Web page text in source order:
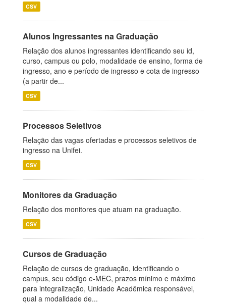
CSV
Alunos Ingressantes na Graduação
Relação dos alunos ingressantes identificando seu id,
curso, campus ou polo, modalidade de ensino, forma de
ingresso, ano e período de ingresso e cota de ingresso
(a partir de...
CSV
Processos Seletivos
Relação das vagas ofertadas e processos seletivos de
ingresso na Unifei.
CSV
Monitores da Graduação
Relação dos monitores que atuam na graduação.
CSV
Cursos de Graduação
Relação de cursos de graduação, identificando o
campus, seu código e-MEC, prazos mínimo e máximo
para integralização, Unidade Acadêmica responsável,
qual a modalidade de...